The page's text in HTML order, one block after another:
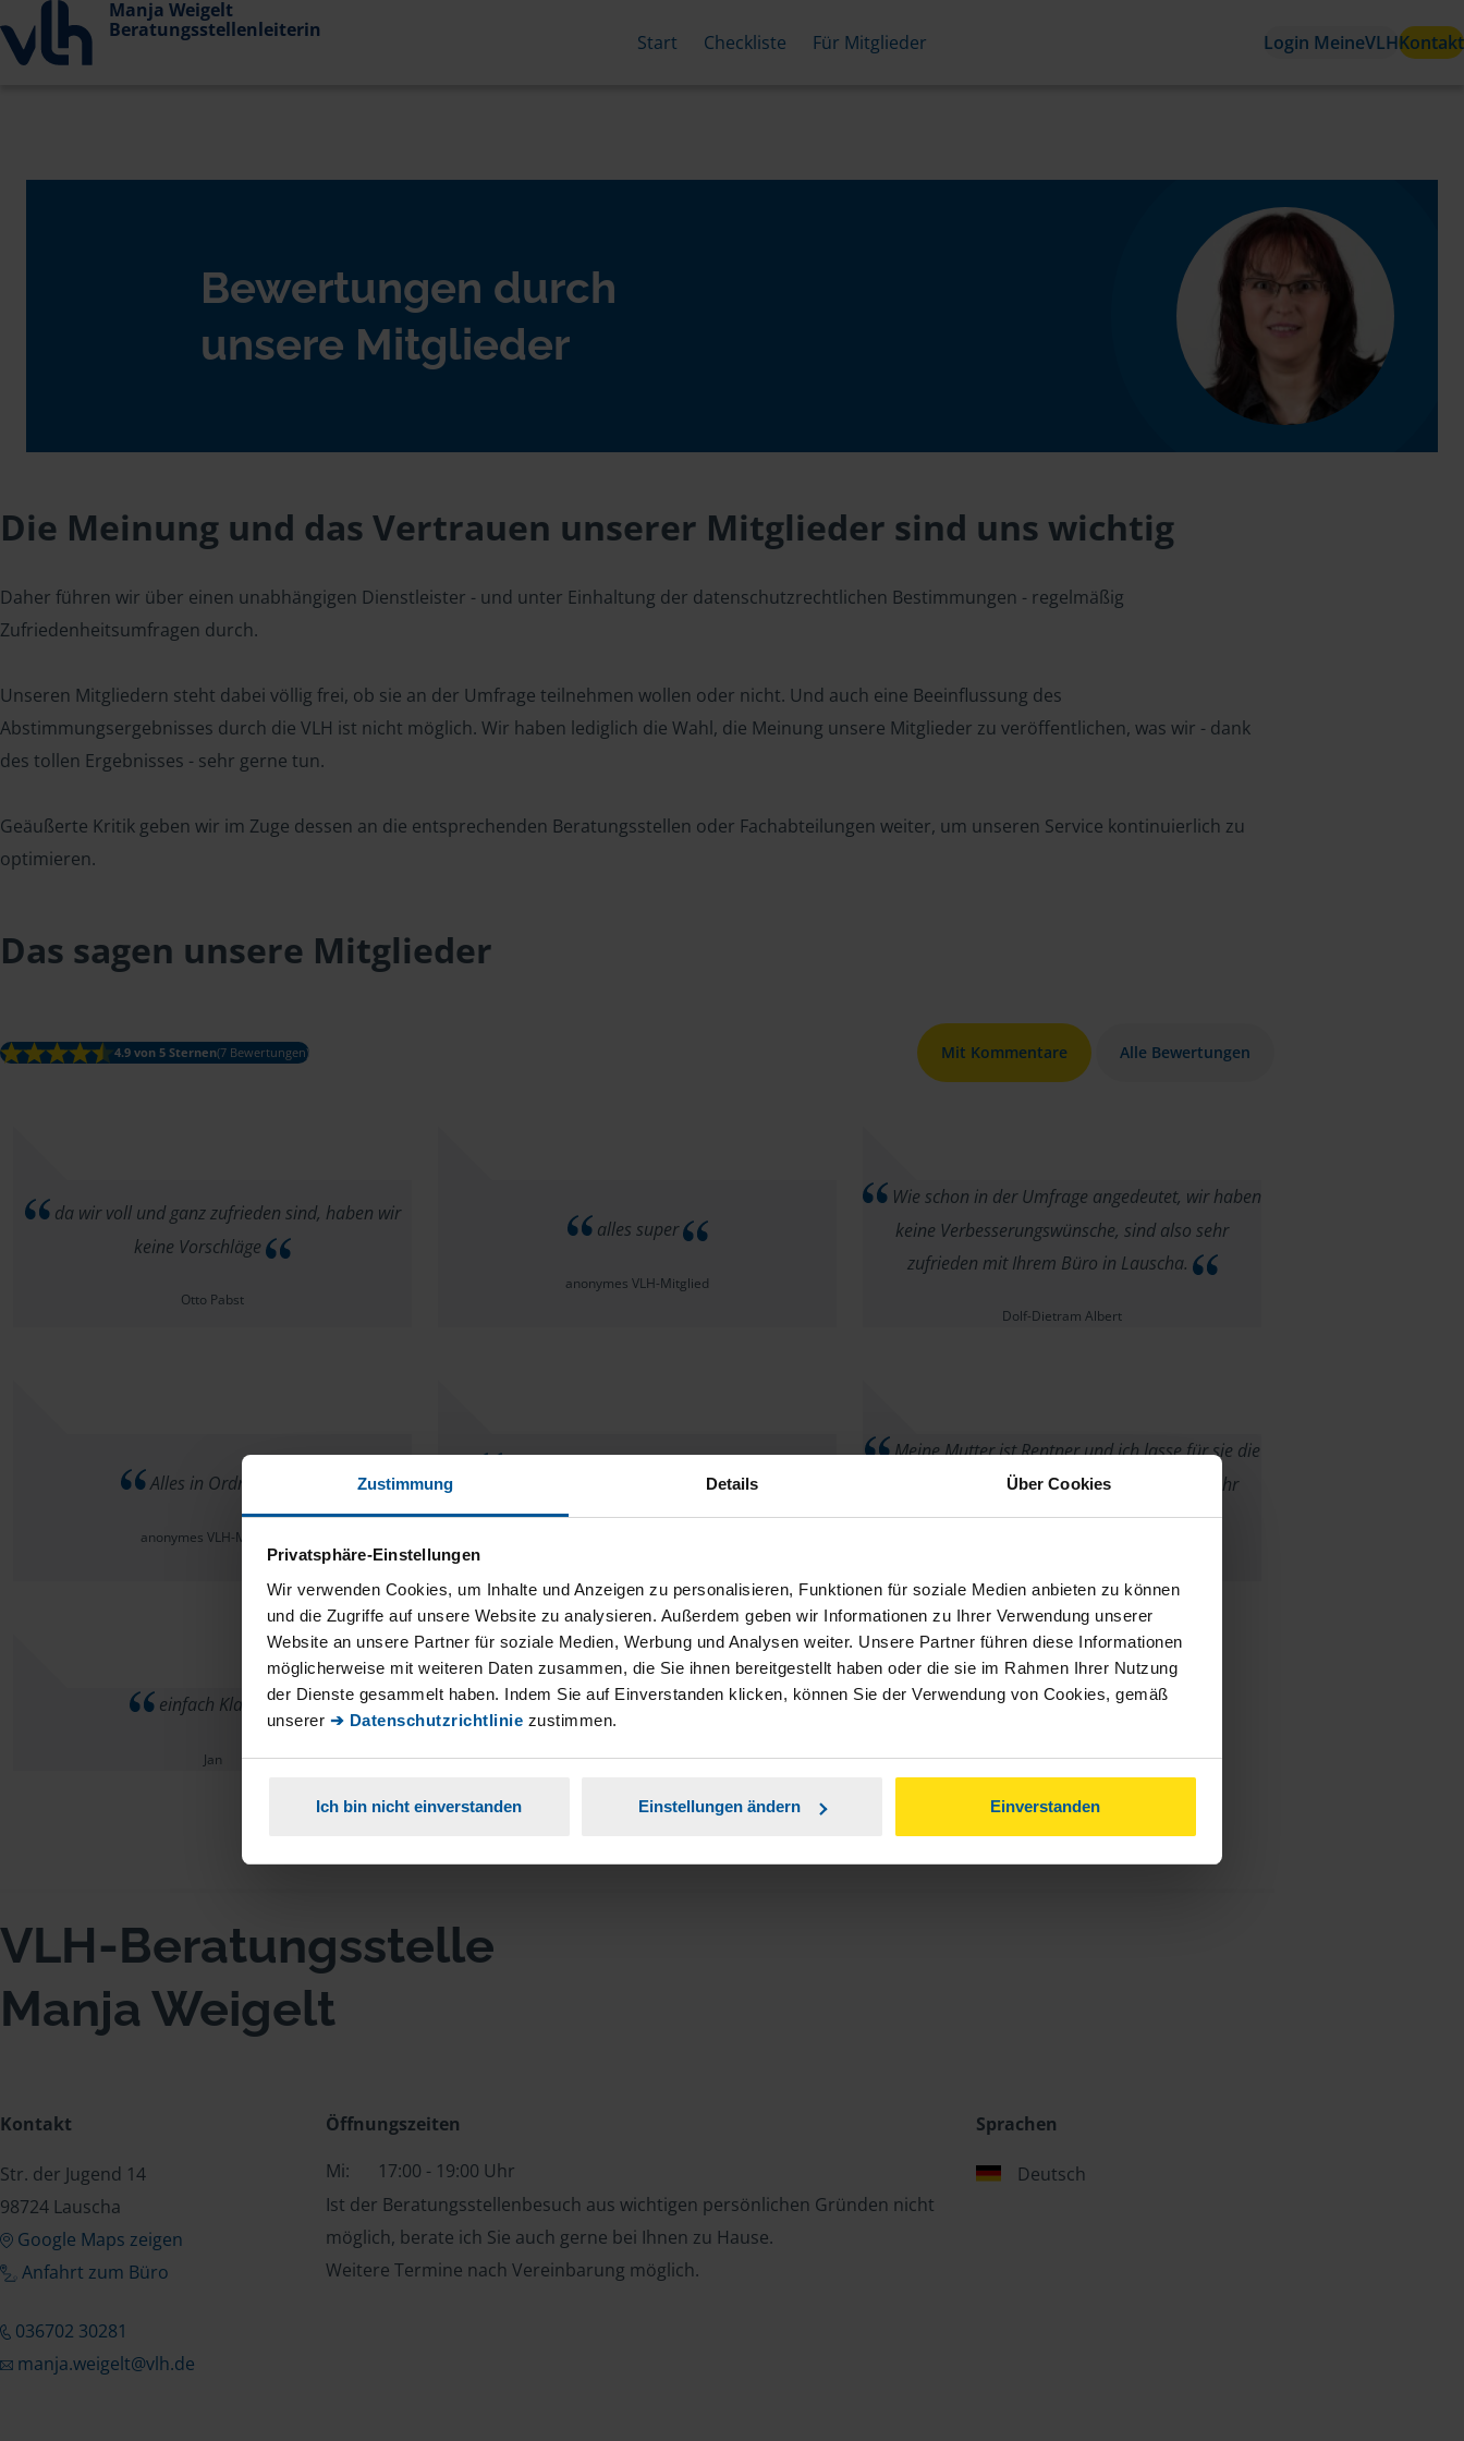
Zustimmung Details Über Cookies
Privatsphäre-Einstellungen
Wir verwenden Cookies, um Inhalte und Anzeigen zu personalisieren, Funktionen für soziale Medien anbieten zu können
und die Zugriffe auf unsere Website zu analysieren. Außerdem geben wir Informationen zu Ihrer Verwendung unserer
Website an unsere Partner für soziale Medien, Werbung und Analysen weiter. Unsere Partner führen diese Informationen
möglicherweise mit weiteren Daten zusammen, die Sie ihnen bereitgestellt haben oder die sie im Rahmen Ihrer Nutzung
der Dienste gesammelt haben. Indem Sie auf Einverstanden klicken, können Sie der Verwendung von Cookies, gemäß
unserer ➔ Datenschutzrichtlinie zustimmen.
Ich bin nicht einverstanden Einstellungen ändern Einverstanden
Manja Weigelt
Beratungsstellenleiterin
Start Checkliste Für Mitglieder Login MeineVLHKontakt
Bewertungen durch
unsere Mitglieder
Die Meinung und das Vertrauen unserer Mitglieder sind uns wichtig
Daher führen wir über einen unabhängigen Dienstleister - und unter Einhaltung der datenschutzrechtlichen Bestimmungen - regelmäßig
Zufriedenheitsumfragen durch.
Unseren Mitgliedern steht dabei völlig frei, ob sie an der Umfrage teilnehmen wollen oder nicht. Und auch eine Beeinflussung des
Abstimmungsergebnisses durch die VLH ist nicht möglich. Wir haben lediglich die Wahl, die Meinung unsere Mitglieder zu veröffentlichen, was wir - dank
des tollen Ergebnisses - sehr gerne tun.
Geäußerte Kritik geben wir im Zuge dessen an die entsprechenden Beratungsstellen oder Fachabteilungen weiter, um unseren Service kontinuierlich zu
optimieren.
Das sagen unsere Mitglieder
4.9 von 5 Sternen(7 Bewertungen) Mit Kommentare Alle Bewertungen
da wir voll und ganz zufrieden sind, haben wir
keine Vorschläge
Otto Pabst
alles super
anonymes VLH-Mitglied
Wie schon in der Umfrage angedeutet, wir haben
keine Verbesserungswünsche, sind also sehr
zufrieden mit Ihrem Büro in Lauscha.
Dolf-Dietram Albert
Alles in Ordnung
anonymes VLH-Mitglied
Meine Mutter ist Rentner und ich lasse für sie die
Steuer von Frau Weigelt rechnen. Wir sind sehr
zufrieden.
einfach Klasse
Jan
VLH-Beratungsstelle
Manja Weigelt
Kontakt
Str. der Jugend 14
98724 Lauscha
Google Maps zeigen
Anfahrt zum Büro
036702 30281
manja.weigelt@vlh.de
Öffnungszeiten
Mi:
17:00 - 19:00 Uhr
Ist der Beratungsstellenbesuch aus wichtigen persönlichen Gründen nicht
möglich, berate ich Sie auch gerne bei Ihnen zu Hause.
Weitere Termine nach Vereinbarung möglich.
Sprachen
Deutsch